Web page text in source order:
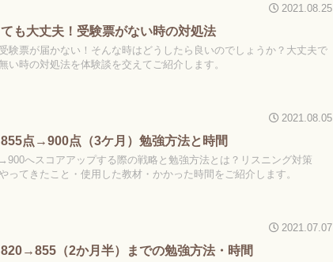
2021.08.25
も大丈夫！受験票がない時の対処法
験票が届かない！そんな時はどうしたら良いのでしょうか？大丈夫で
い時の対処法を体験談を交えてご紹介します。
2021.08.05
点→900点（3ケ月）勉強方法と時間
へスコアアップする際の戦略と勉強方法とは？リスニング対策
ってきたこと・使用した教材・かかった時間をご紹介します。
2021.07.07
（2か月半）までの勉強方法・時間